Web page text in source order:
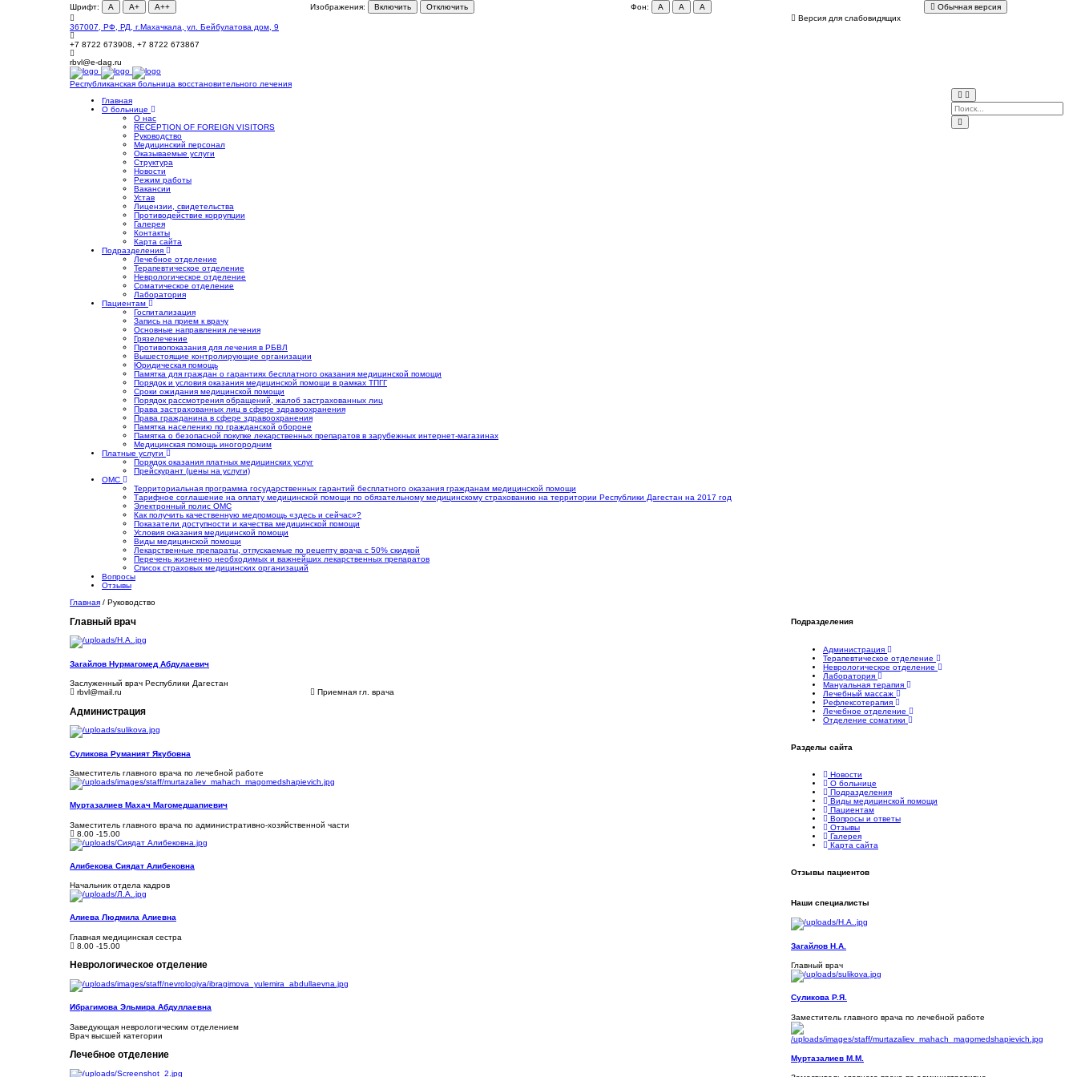
Шрифт: A A+ A++ Изображения: Включить Отключить Фон: A A A Обычная версия
367007, РФ, РД, г.Махачкала, ул. Бейбулатова дом, 9
+7 8722 673908, +7 8722 673867
rbvl@e-dag.ru
Версия для слабовидящих
Республиканская больница восстановительного лечения
Главная
О больнице
О нас
RECEPTION OF FOREIGN VISITORS
Руководство
Медицинский персонал
Оказываемые услуги
Структура
Новости
Режим работы
Вакансии
Устав
Лицензии, свидетельства
Противодействие коррупции
Галерея
Контакты
Карта сайта
Подразделения
Лечебное отделение
Терапевтическое отделение
Неврологическое отделение
Соматическое отделение
Лаборатория
Пациентам
Госпитализация
Запись на прием к врачу
Основные направления лечения
Грязелечение
Противопоказания для лечения в РБВЛ
Вышестоящие контролирующие организации
Юридическая помощь
Памятка для граждан о гарантиях бесплатного оказания медицинской помощи
Порядок и условия оказания медицинской помощи в рамках ТПГГ
Сроки ожидания медицинской помощи
Порядок рассмотрения обращений, жалоб застрахованных лиц
Права застрахованных лиц в сфере здравоохранения
Права гражданина в сфере здравоохранения
Памятка населению по гражданской обороне
Памятка о безопасной покупке лекарственных препаратов в зарубежных интернет-магазинах
Медицинская помощь иногородним
Платные услуги
Порядок оказания платных медицинских услуг
Прейскурант (цены на услуги)
ОМС
Территориальная программа государственных гарантий бесплатного оказания гражданам медицинской помощи
Тарифное соглашение на оплату медицинской помощи по обязательному медицинскому страхованию на территории Республики Дагестан на 2017 год
Электронный полис ОМС
Как получить качественную медпомощь «здесь и сейчас»?
Показатели доступности и качества медицинской помощи
Условия оказания медицинской помощи
Виды медицинской помощи
Лекарственные препараты, отпускаемые по рецепту врача с 50% скидкой
Перечень жизненно необходимых и важнейших лекарственных препаратов
Список страховых медицинских организаций
Вопросы
Отзывы
Главная / Руководство
Главный врач
Загайлов Нурмагомед Абдулаевич
Заслуженный врач Республики Дагестан
rbvl@mail.ru
Приемная гл. врача
Администрация
Суликова Руманият Якубовна
Заместитель главного врача по лечебной работе
Муртазалиев Махач Магомедшапиевич
Заместитель главного врача по административно-хозяйственной части
8.00 -15.00
Алибекова Сиядат Алибековна
Начальник отдела кадров
Алиева Людмила Алиевна
Главная медицинская сестра
8.00 -15.00
Неврологическое отделение
Ибрагимова Эльмира Абдуллаевна
Заведующая неврологическим отделением
Врач высшей категории
Лечебное отделение
Подразделения
Администрация
Терапевтическое отделение
Неврологическое отделение
Лаборатория
Мануальная терапия
Лечебный массаж
Рефлексотерапия
Лечебное отделение
Отделение соматики
Разделы сайта
Новости
О больнице
Подразделения
Виды медицинской помощи
Пациентам
Вопросы и ответы
Отзывы
Галерея
Карта сайта
Отзывы пациентов
Наши специалисты
Загайлов Н.А.
Главный врач
Суликова Р.Я.
Заместитель главного врача по лечебной работе
Муртазалиев М.М.